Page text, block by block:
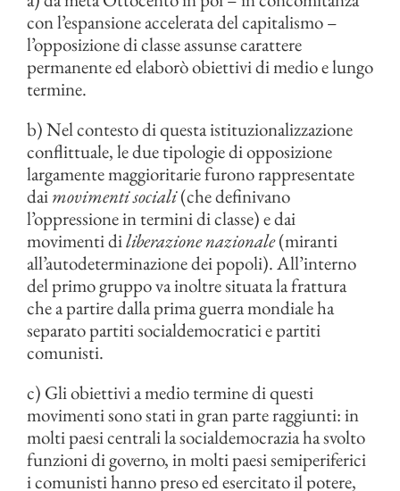
con l’espansione accelerata del capitalismo –
l’opposizione di classe assunse carattere
permanente ed elaborò obiettivi di medio e lungo
termine.
b) Nel contesto di questa istituzionalizzazione
conflittuale, le due tipologie di opposizione
largamente maggioritarie furono rappresentate
daimovimenti sociali(che definivano
l’oppressione in termini di classe) e dai
movimenti diliberazione nazionale(miranti
all’autodeterminazione dei popoli). All’interno
del primo gruppo va inoltre situata la frattura
che a partire dalla prima guerra mondiale ha
separato partiti socialdemocratici e partiti
comunisti.
c) Gli obiettivi a medio termine di questi
movimenti sono stati in gran parte raggiunti: in
molti paesi centrali la socialdemocrazia ha svolto
funzioni di governo, in molti paesi semiperiferici
i comunisti hanno preso ed esercitato il potere,